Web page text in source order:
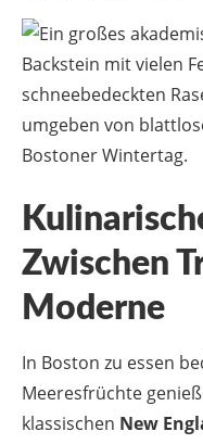
Zwischen
Moderne
In Boston zu essen
Meeresfrüchte
klassischen New